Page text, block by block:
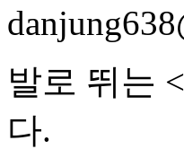
발로 뛰는
다.